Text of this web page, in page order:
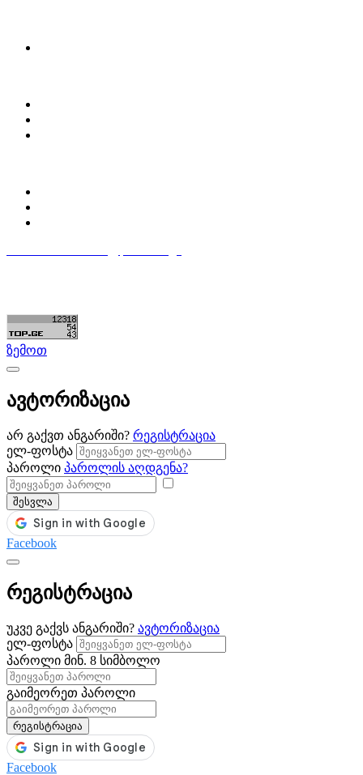
ზემოთ
ავტორიზაცია
არ გაქვთ ანგარიში? რეგისტრაცია
ელ-ფოსტა
პაროლი პაროლის აღდგენა?
შესვლა
Facebook
რეგისტრაცია
უკვე გაქვს ანგარიში? ავტორიზაცია
ელ-ფოსტა
პაროლი მინ. 8 სიმბოლო
გაიმეორეთ პაროლი
რეგისტრაცია
Facebook